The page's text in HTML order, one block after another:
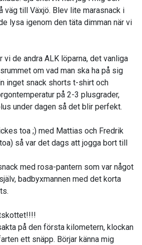
väg till Växjö. Blev lite marasnack i
lysa igenom den täta dimman när vi
vi de andra ALK löparna, det vanliga
om vad man ska ha på sig
inget snack shorts t-shirt och
på 2-3 plusgrader,
under dagen så det blir perfekt.
toa ;) med Mattias och Fredrik
så var det dags att jogga bort till
med rosa-pantern som var något
badbyxmannen med det korta
på den första kilometern, klockan
ett snäpp. Börjar känna mig